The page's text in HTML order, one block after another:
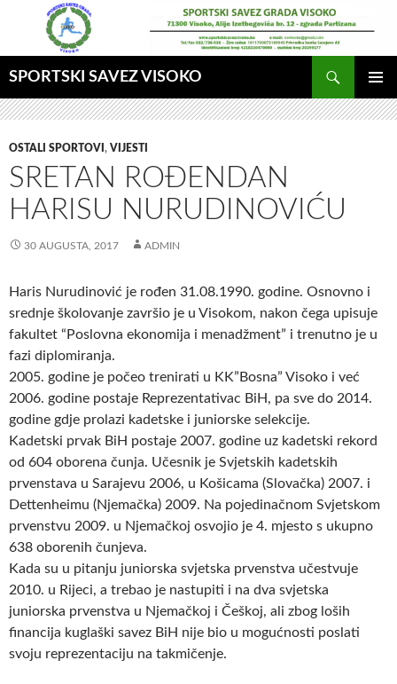
SPORTSKI SAVEZ VISOKO
GLAVNI
MENI
OSTALI SPORTOVI , VIJESTI
SRETAN ROĐENDAN
HARISU NURUDINOVIĆU
30 AUGUSTA, 2017 ADMIN
Haris Nurudinović je rođen 31.08.1990. godine. Osnovno i
srednje školovanje završio je u Visokom, nakon čega upisuje
fakultet “Poslovna ekonomija i menadžment” i trenutno je u
fazi diplomiranja.
2005. godine je počeo trenirati u KK”Bosna” Visoko i već
2006. godine postaje Reprezentativac BiH, pa sve do 2014.
godine gdje prolazi kadetske i juniorske selekcije.
Kadetski prvak BiH postaje 2007. godine uz kadetski rekord
od 604 oborena čunja. Učesnik je Svjetskih kadetskih
prvenstava u Sarajevu 2006, u Košicama (Slovačka) 2007. i
Dettenheimu (Njemačka) 2009. Na pojedinačnom Svjetskom
prvenstvu 2009. u Njemačkoj osvojio je 4. mjesto s ukupno
638 oborenih čunjeva.
Kada su u pitanju juniorska svjetska prvenstva učestvuje
2010. u Rijeci, a trebao je nastupiti i na dva svjetska
juniorska prvenstva u Njemačkoj i Češkoj, ali zbog loših
financija kuglaški savez BiH nije bio u mogućnosti poslati
svoju reprezentaciju na takmičenje.